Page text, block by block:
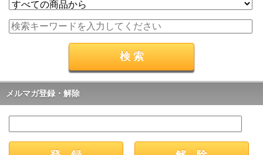
メルマガ登録・解除